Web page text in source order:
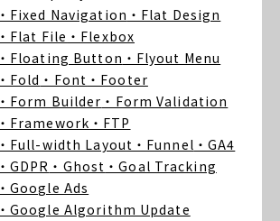
・Fixed Navigation ・Flat Design
・Flat File ・Flexbox
・Floating Button ・Flyout Menu
・Fold ・Font ・Footer
・Form Builder ・Form Validation
・Framework ・FTP
・Full-width Layout ・Funnel ・GA4
・GDPR ・Ghost ・Goal Tracking
・Google Ads
・Google Algorithm Update